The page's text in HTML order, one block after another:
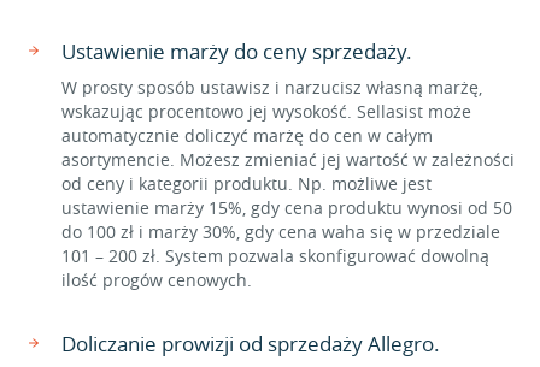
Ustawienie marży do ceny sprzedaży.
W prosty sposób ustawisz i narzucisz własną marżę,
wskazując procentowo jej wysokość. Sellasist może
automatycznie doliczyć marżę do cen w całym
asortymencie. Możesz zmieniać jej wartość w zależności
od ceny i kategorii produktu. Np. możliwe jest
ustawienie marży 15%, gdy cena produktu wynosi od 50
do 100 zł i marży 30%, gdy cena waha się w przedziale
101 – 200 zł. System pozwala skonfigurować dowolną
ilość progów cenowych.
Doliczanie prowizji od sprzedaży Allegro.